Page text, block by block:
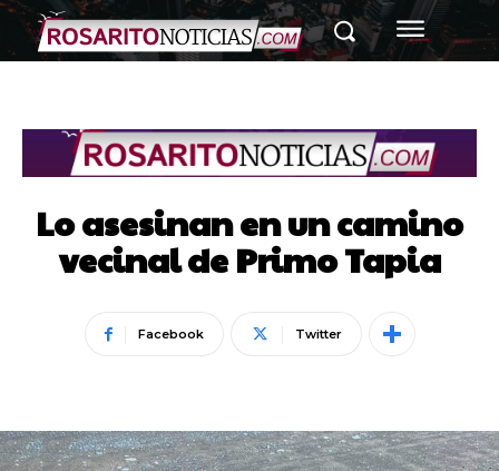
Lo asesinan en un camino
vecinal de Primo Tapia
Facebook Twitter